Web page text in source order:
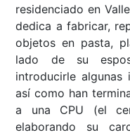
residenciado en
dedica a fabricar,
objetos en pasta,
lado de su
introducirle
así como han
a una CPU (el
elaborando su